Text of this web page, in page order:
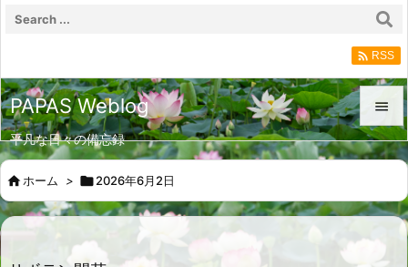
PAPAS Weblog
平凡な日々の備忘録


メニュ
サイド

前へ
 RSS
ホーム > 2026年6月2日